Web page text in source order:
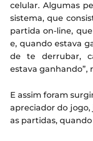
celular. Algumas
sistema, que
partida on-line,
e, quando estava
de te derrubar,
estava ganhando”,
E assim foram
apreciador do
as partidas,